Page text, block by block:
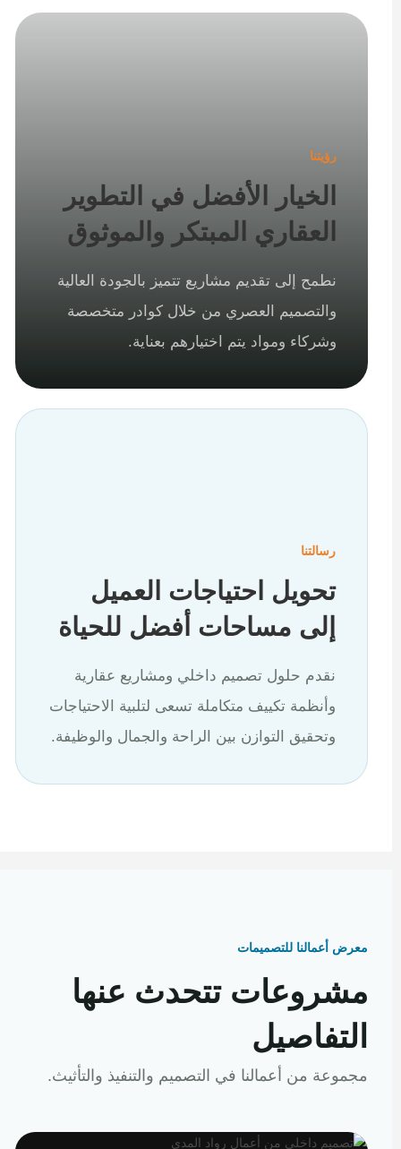
رؤيتنا
الخيار الأفضل في التطوير
العقاري المبتكر والموثوق
نطمح إلى تقديم مشاريع تتميز بالجودة العالية
والتصميم العصري من خلال كوادر متخصصة
وشركاء ومواد يتم اختيارهم بعناية.
رسالتنا
تحويل احتياجات العميل
إلى مساحات أفضل للحياة
نقدم حلول تصميم داخلي ومشاريع عقارية
وأنظمة تكييف متكاملة تسعى لتلبية الاحتياجات
وتحقيق التوازن بين الراحة والجمال والوظيفة.
معرض أعمالنا للتصميمات
مشروعات تتحدث عنها
التفاصيل
مجموعة من أعمالنا في التصميم والتنفيذ والتأثيث.